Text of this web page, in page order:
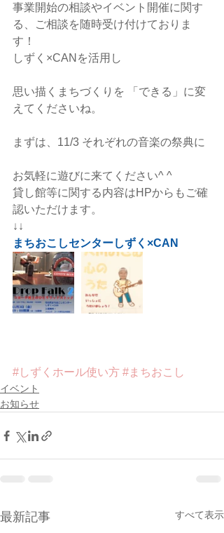
事業開始の相談やイベント開催に関す
る、ご相談を随時受け付けておりま
す！
しずく×CANを活用し
思い描くまちづくりを 「できる」に変
えてくださいね。
まずは、11/3 それぞれの音楽の祭典に
お気軽に遊びに来てください^ ^
貸し館等に関する内容はHPからもご確
認いただけます。
↓↓
まちおこしセンターしずく×CAN
#しずくホール使い方 #まちおこし
イベント
お知らせ
最新記事 すべて表示